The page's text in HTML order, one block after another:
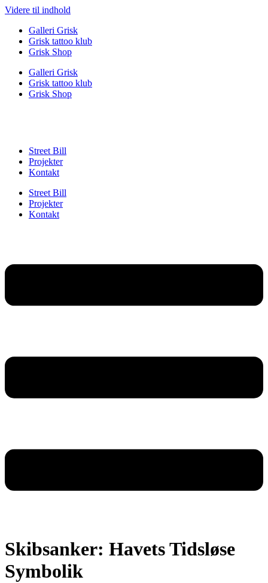
Videre til indhold
Galleri Grisk
Grisk tattoo klub
Grisk Shop
Galleri Grisk
Grisk tattoo klub
Grisk Shop
Street Bill
Projekter
Kontakt
Street Bill
Projekter
Kontakt
Skibsanker: Havets Tidsløse
Symbolik